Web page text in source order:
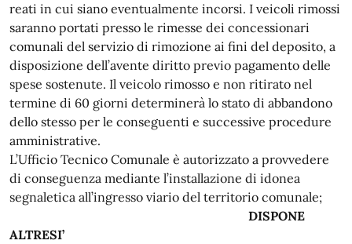
reati in cui siano eventualmente incorsi. I veicoli rimossi
saranno portati presso le rimesse dei concessionari
comunali del servizio di rimozione ai fini del deposito, a
disposizione dell’avente diritto previo pagamento delle
spese sostenute. Il veicolo rimosso e non ritirato nel
termine di 60 giorni determinerà lo stato di abbandono
dello stesso per le conseguenti e successive procedure
amministrative.
L’Ufficio Tecnico Comunale è autorizzato a provvedere
di conseguenza mediante l’installazione di idonea
segnaletica all’ingresso viario del territorio comunale;
DISPONE
ALTRESI’